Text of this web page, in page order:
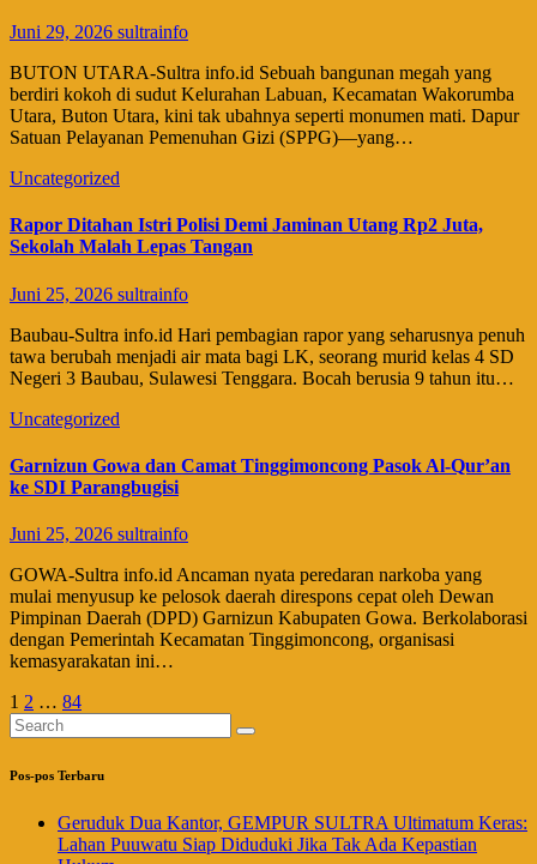
Juni 29, 2026 sultrainfo
​BUTON UTARA-Sultra info.id Sebuah bangunan megah yang
berdiri kokoh di sudut Kelurahan Labuan, Kecamatan Wakorumba
Utara, Buton Utara, kini tak ubahnya seperti monumen mati. Dapur
Satuan Pelayanan Pemenuhan Gizi (SPPG)—yang…
Uncategorized
Rapor Ditahan Istri Polisi Demi Jaminan Utang Rp2 Juta,
Sekolah Malah Lepas Tangan
Juni 25, 2026 sultrainfo
​Baubau-Sultra info.id Hari pembagian rapor yang seharusnya penuh
tawa berubah menjadi air mata bagi LK, seorang murid kelas 4 SD
Negeri 3 Baubau, Sulawesi Tenggara. Bocah berusia 9 tahun itu…
Uncategorized
Garnizun Gowa dan Camat Tinggimoncong Pasok Al-Qur’an
ke SDI Parangbugisi
Juni 25, 2026 sultrainfo
​GOWA-Sultra info.id Ancaman nyata peredaran narkoba yang
mulai menyusup ke pelosok daerah direspons cepat oleh Dewan
Pimpinan Daerah (DPD) Garnizun Kabupaten Gowa. Berkolaborasi
dengan Pemerintah Kecamatan Tinggimoncong, organisasi
kemasyarakatan ini…
Paginasi
pos
1 2 … 84
Pos-pos Terbaru
Geruduk Dua Kantor, GEMPUR SULTRA Ultimatum Keras:
Lahan Puuwatu Siap Diduduki Jika Tak Ada Kepastian